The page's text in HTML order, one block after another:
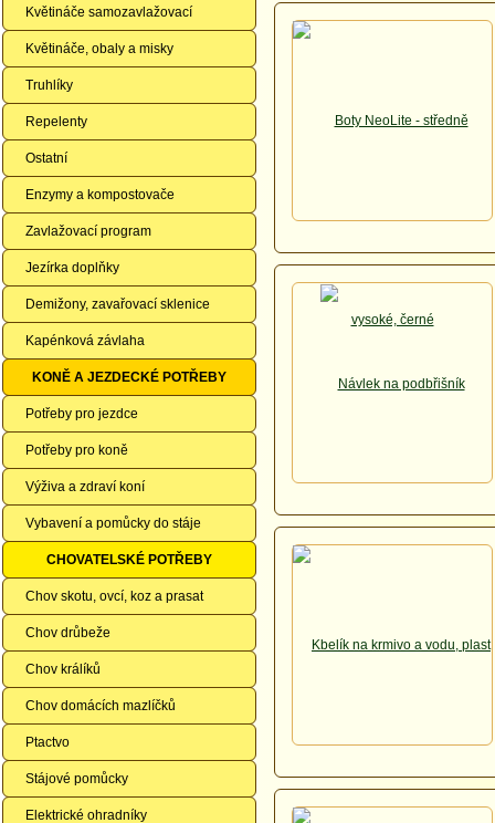
Květináče samozavlažovací
Květináče, obaly a misky
Truhlíky
Repelenty
Ostatní
Enzymy a kompostovače
Zavlažovací program
Jezírka doplňky
Demižony, zavařovací sklenice
Kapénková závlaha
KONĚ A JEZDECKÉ POTŘEBY
Potřeby pro jezdce
Potřeby pro koně
Výživa a zdraví koní
Vybavení a pomůcky do stáje
CHOVATELSKÉ POTŘEBY
Chov skotu, ovcí, koz a prasat
Chov drůbeže
Chov králíků
Chov domácích mazlíčků
Ptactvo
Stájové pomůcky
Elektrické ohradníky